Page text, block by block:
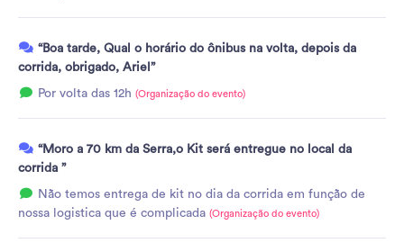
“Boa tarde, Qual o horário do ônibus na volta, depois da
corrida, obrigado, Ariel”
Por volta das 12h (Organização do evento)
“Moro a 70 km da Serra,o Kit será entregue no local da
corrida ”
Não temos entrega de kit no dia da corrida em função de
nossa logistica que é complicada (Organização do evento)